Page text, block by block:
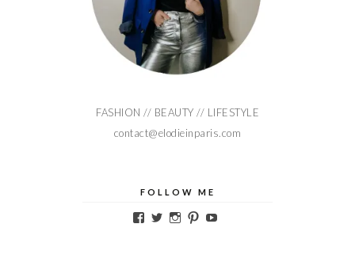
FASHION // BEAUTY // LIFESTYLE
contact@elodieinparis.com
FOLLOW ME
Voir Voir Voir Voir